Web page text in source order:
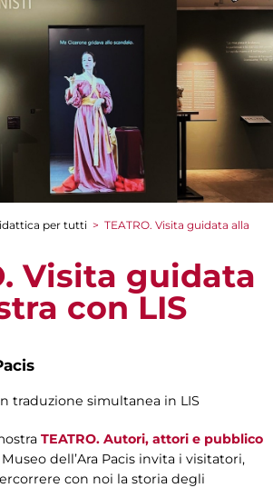
per tutti > TEATRO. Visita guidata alla
Visita guidata
con LIS
traduzione simultanea in LIS
TEATRO. Autori, attori e pubblico
dell’Ara Pacis invita i visitatori,
con noi la storia degli